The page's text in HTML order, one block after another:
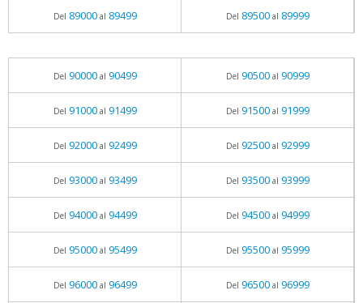
Del 89000al 89499 Del 89500al 89999
Del 90000al 90499 Del 90500al 90999
Del 91000al 91499 Del 91500al 91999
Del 92000al 92499 Del 92500al 92999
Del 93000al 93499 Del 93500al 93999
Del 94000al 94499 Del 94500al 94999
Del 95000al 95499 Del 95500al 95999
Del 96000al 96499 Del 96500al 96999